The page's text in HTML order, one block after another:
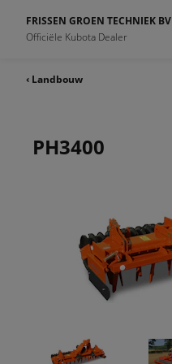
FRISSEN GROEN TECHNIEK BV
Officiële Kubota Dealer
‹ Landbouw
PH3400